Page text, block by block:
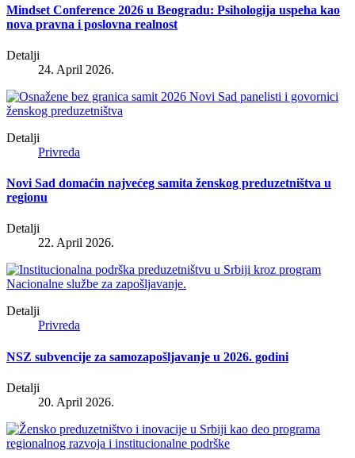
Mindset Conference 2026 u Beogradu: Psihologija uspeha kao
nova pravna i poslovna realnost
Detalji
24. April 2026.
Detalji
Privreda
Novi Sad domaćin najvećeg samita ženskog preduzetništva u
regionu
Detalji
22. April 2026.
Detalji
Privreda
NSZ subvencije za samozapošljavanje u 2026. godini
Detalji
20. April 2026.